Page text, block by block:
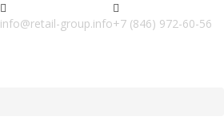
+7 (846) 972-60-56
info@retail-group.info